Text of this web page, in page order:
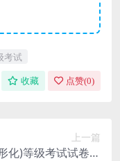
考试
收藏 点赞(0)
上一篇
化)等级考试试卷一